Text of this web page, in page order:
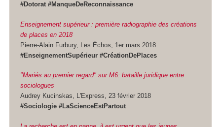
#Dotorat #ManqueDeReconnaissance
Enseignement supérieur : première radiographie des créations
de places en 2018
Pierre-Alain Furbury, Les Échos, 1er mars 2018
#EnseignementSupérieur #CréationDePlaces
"Mariés au premier regard" sur M6: bataille juridique entre
sociologues
Audrey Kucinskas, L'Express, 23 février 2018
#Sociologie #LaScienceEstPartout